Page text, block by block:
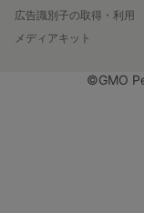
広告識別子の取得・利用
メディアキット
©GMO